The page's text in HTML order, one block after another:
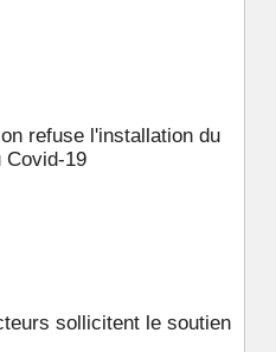
refuse l'installation du
Covid-19
sollicitent le soutien